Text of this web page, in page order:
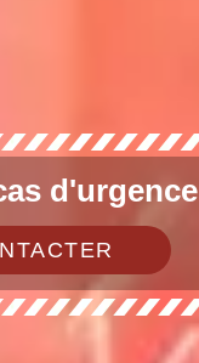
d'urgence